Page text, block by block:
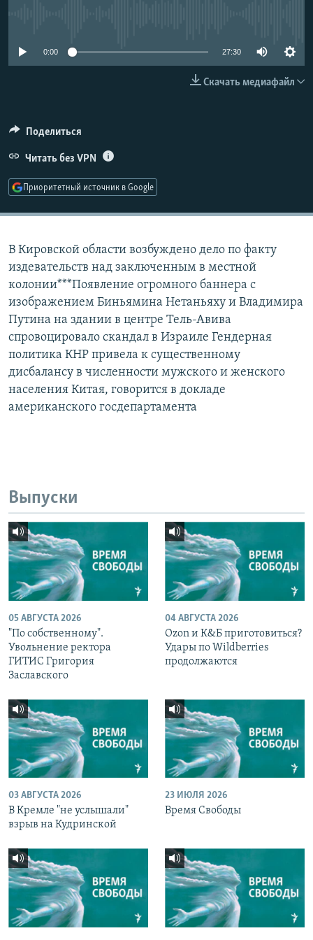
0:00 27:30
Скачать медиафайл
Поделиться
Читать без VPN
Приоритетный источник в Google
В Кировской области возбуждено дело по факту
издевательств над заключенным в местной
колонии***Появление огромного баннера с
изображением Биньямина Нетаньяху и Владимира
Путина на здании в центре Тель-Авива
спровоцировало скандал в Израиле Гендерная
политика КНР привела к существенному
дисбалансу в численности мужского и женского
населения Китая, говорится в докладе
американского госдепартамента
Выпуски
05 АВГУСТА 2026
"По собственному".
Увольнение ректора
ГИТИС Григория
Заславского
04 АВГУСТА 2026
Ozon и К&Б приготовиться?
Удары по Wildberries
продолжаются
03 АВГУСТА 2026
В Кремле "не услышали"
взрыв на Кудринской
23 ИЮЛЯ 2026
Время Свободы